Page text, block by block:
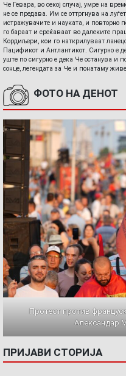
Че Гевара, во секој случај, умре на
не се предава. Им се оттргнува на
истражувачите и науката, и повторно
го бараат и среќаваат во далеките
Кордиљери, кои го наткрилуваат
Пацификот и Антлантикот. Сигурно е
уште по сигурно е дека Че останува и
сонце, легендата за Че и понатаму
ФОТО НА ДЕНОТ
Протест против
Александар
ПРИЈАВИ СТОРИЈА